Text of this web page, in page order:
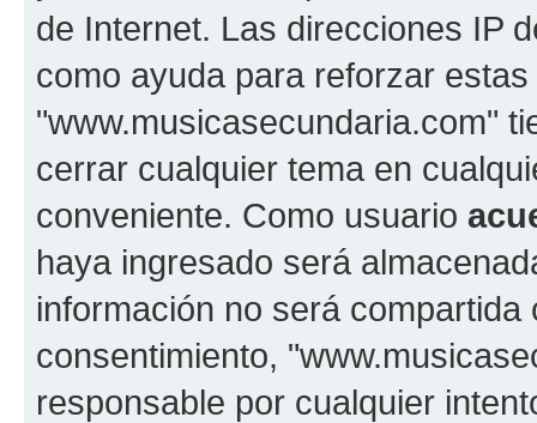
de Internet. Las direcciones IP
como ayuda para reforzar
"www.musicasecundaria.com"
cerrar cualquier tema en
conveniente. Como usuario
haya ingresado será
información no será
consentimiento,
responsable por cualquier